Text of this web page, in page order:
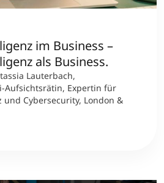
Education Finder
im Business –
als Business.
Lauterbach,
Aufsichtsrätin, Expertin für
Cybersecurity, London &